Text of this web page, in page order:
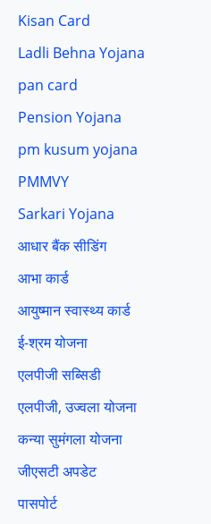
Kisan Card
Ladli Behna Yojana
pan card
Pension Yojana
pm kusum yojana
PMMVY
Sarkari Yojana
आधार बैंक सीडिंग
आभा कार्ड
आयुष्मान स्वास्थ्य कार्ड
ई-श्रम योजना
एलपीजी सब्सिडी
एलपीजी, उज्वला योजना
कन्या सुमंगला योजना
जीएसटी अपडेट
पासपोर्ट